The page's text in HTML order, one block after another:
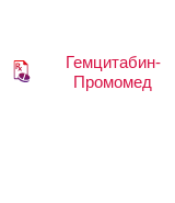
Гемцитабин-
Промомед